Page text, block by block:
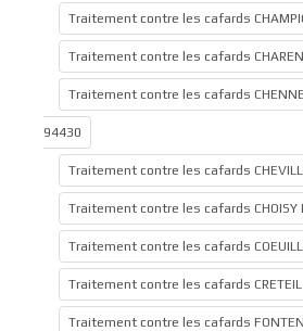
Traitement contre les cafards
Traitement contre les cafards
Traitement contre les cafards
94430
Traitement contre les cafards
Traitement contre les cafards CHOISY
Traitement contre les cafards
Traitement contre les cafards
Traitement contre les cafards